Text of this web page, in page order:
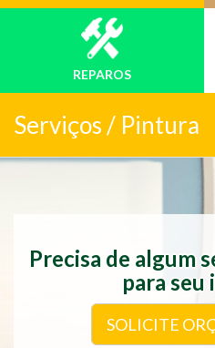
REPAROS
Serviços / Pintura
Precisa de algum
para seu
SOLICITE